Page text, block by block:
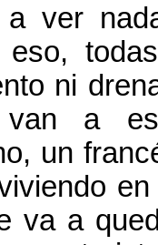
a ver
ni
van a
un
va a